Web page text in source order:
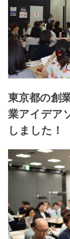
東京都の創
業アイデア
しました！